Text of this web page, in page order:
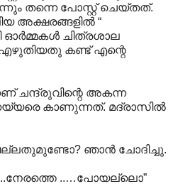
തന്നെ പോസ്റ്റ് ചെയ്തത്.
അക്ഷരങ്ങളിൽ “
ഓർമ്മകൾ ചിത്രശാല
കണ്ട് എന്റെ
ചന്ദ്രുവിന്റെ അകന്ന
കാണുന്നത്. മദ്രാസിൽ
വല്ലതുമുണ്ടോ? ഞാൻ ചോദിച്ചു.
..…പോയല്ലൊ”